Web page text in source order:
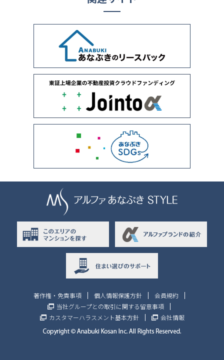
著作権・免責事項 個人情報保護方針
会員規約
当社グループとの取引に関する留意事項
カスタマーハラスメント基本方針
会社情報